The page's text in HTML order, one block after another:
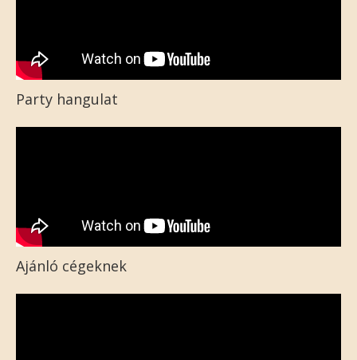
Party hangulat
Ajánló cégeknek